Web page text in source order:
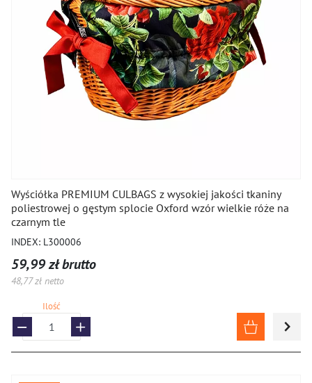
Wyściółka PREMIUM CULBAGS z wysokiej jakości tkaniny
poliestrowej o gęstym splocie Oxford wzór wielkie róże na
czarnym tle
INDEX: L300006
59,99 zł brutto
48,77 zł netto
Ilość